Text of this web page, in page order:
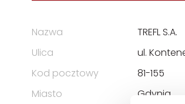
Nazwa
TREFL S.A.
Ulica
ul.
Kod pocztowy
81-155
Miasto
Gdynia